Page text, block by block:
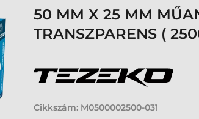
50 MM X 25 MM
TRANSZPARENS (
Cikkszám: M0500002500-031